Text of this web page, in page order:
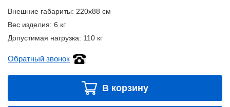
Внешние габариты: 220x88 см
Вес изделия: 6 кг
Допустимая нагрузка: 110 кг
Обратный звонок
В корзину